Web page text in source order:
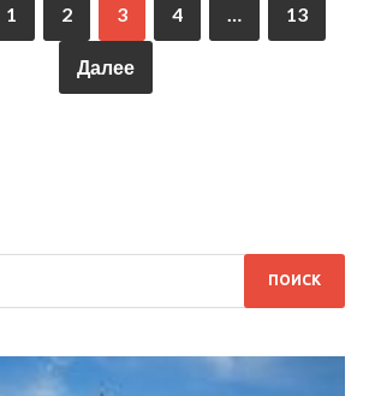
1 2 3 4 13
Далее